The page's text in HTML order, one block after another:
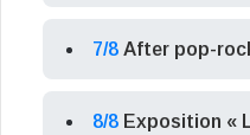
7/8 After pop-
8/8 Exposition «